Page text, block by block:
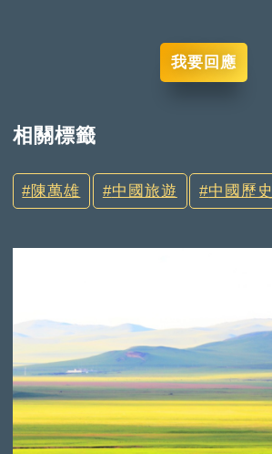
我要回應
相關標籤
陳萬雄 中國旅遊 中國歷史